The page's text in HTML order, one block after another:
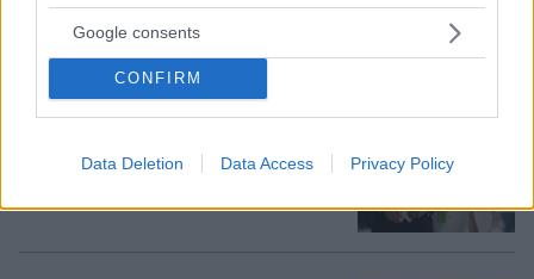
Google consents
CONFIRM
Data Deletion Data Access Privacy Policy
08.08.2026, 20:05 39
Πατέρας για δεύτερη φορά ο
υγιέστατο κοριτσάκι